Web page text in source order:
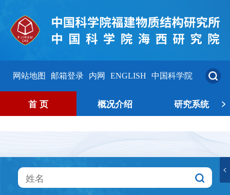
网站地图 邮箱登录 内网 ENGLISH 中国科学院
首 页 概况介绍 研究系统 >
<